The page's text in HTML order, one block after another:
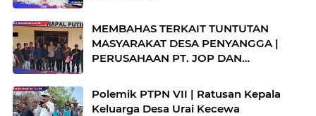
MEMBAHAS TERKAIT TUNTUTAN
MASYARAKAT DESA PENYANGGA |
PERUSAHAAN PT. JOP DAN
Polemik PTPN VII | Ratusan Kepala
Keluarga Desa Urai Kecewa